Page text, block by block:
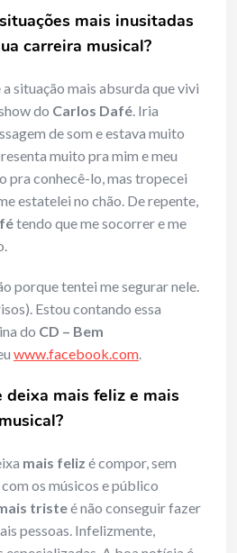
mais inusitadas
carreira musical?
situação mais absurda que vivi
do Carlos Dafé. Iria
de som e estava muito
muito pra mim e meu
pra conhecê-lo, mas tropecei
estatelei no chão. De repente,
tendo que me socorrer e me
porque tentei me segurar nele.
Estou contando essa
do CD – Bem
www.facebook.com.
deixa mais feliz e mais
mais feliz é compor, sem
os músicos e público
tristeé não conseguir fazer
pessoas. Infelizmente,